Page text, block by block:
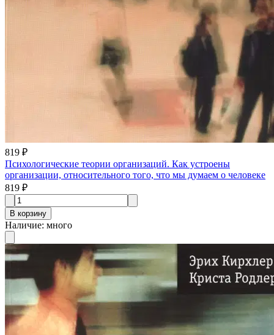
819 ₽
Психологические теории организаций. Как устроены
организации, относительного того, что мы думаем о человеке
819 ₽
В корзину
Наличие: много